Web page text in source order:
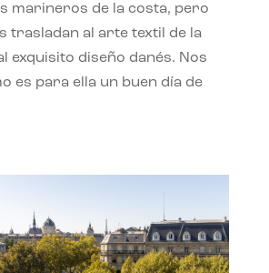
marineros de la costa, pero
trasladan al arte textil de la
exquisito diseño danés. Nos
es para ella un buen día de